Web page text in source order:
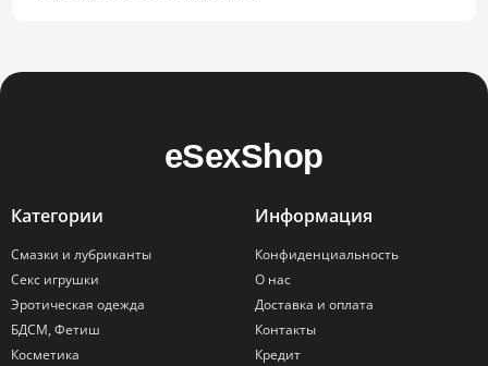
Категории
Смазки и лубриканты
Секс игрушки
Эротическая одежда
БДСМ, Фетиш
Косметика
Информация
Конфиденциальность
О нас
Доставка и оплата
Контакты
Кредит